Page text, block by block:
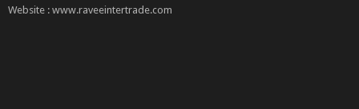
Website : www.raveeintertrade.com